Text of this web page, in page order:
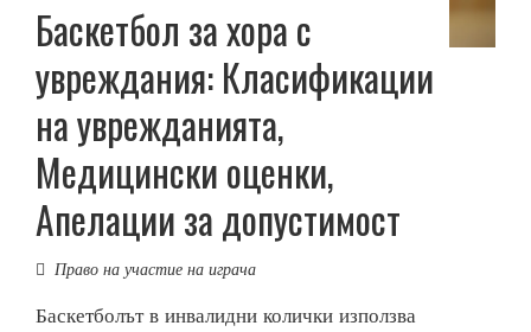
Баскетбол за хора с
увреждания: Класификации
на уврежданията,
Медицински оценки,
Апелации за допустимост
Право на участие на играча
Баскетболът в инвалидни колички използва